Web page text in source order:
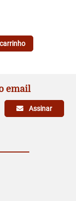
email
Assinar